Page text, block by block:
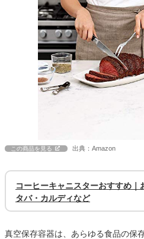
この商品を見る 出典：Amazon
コーヒーキャニスターおすすめ
タバ・カルディなど
真空保存容器は、あらゆる食品の保